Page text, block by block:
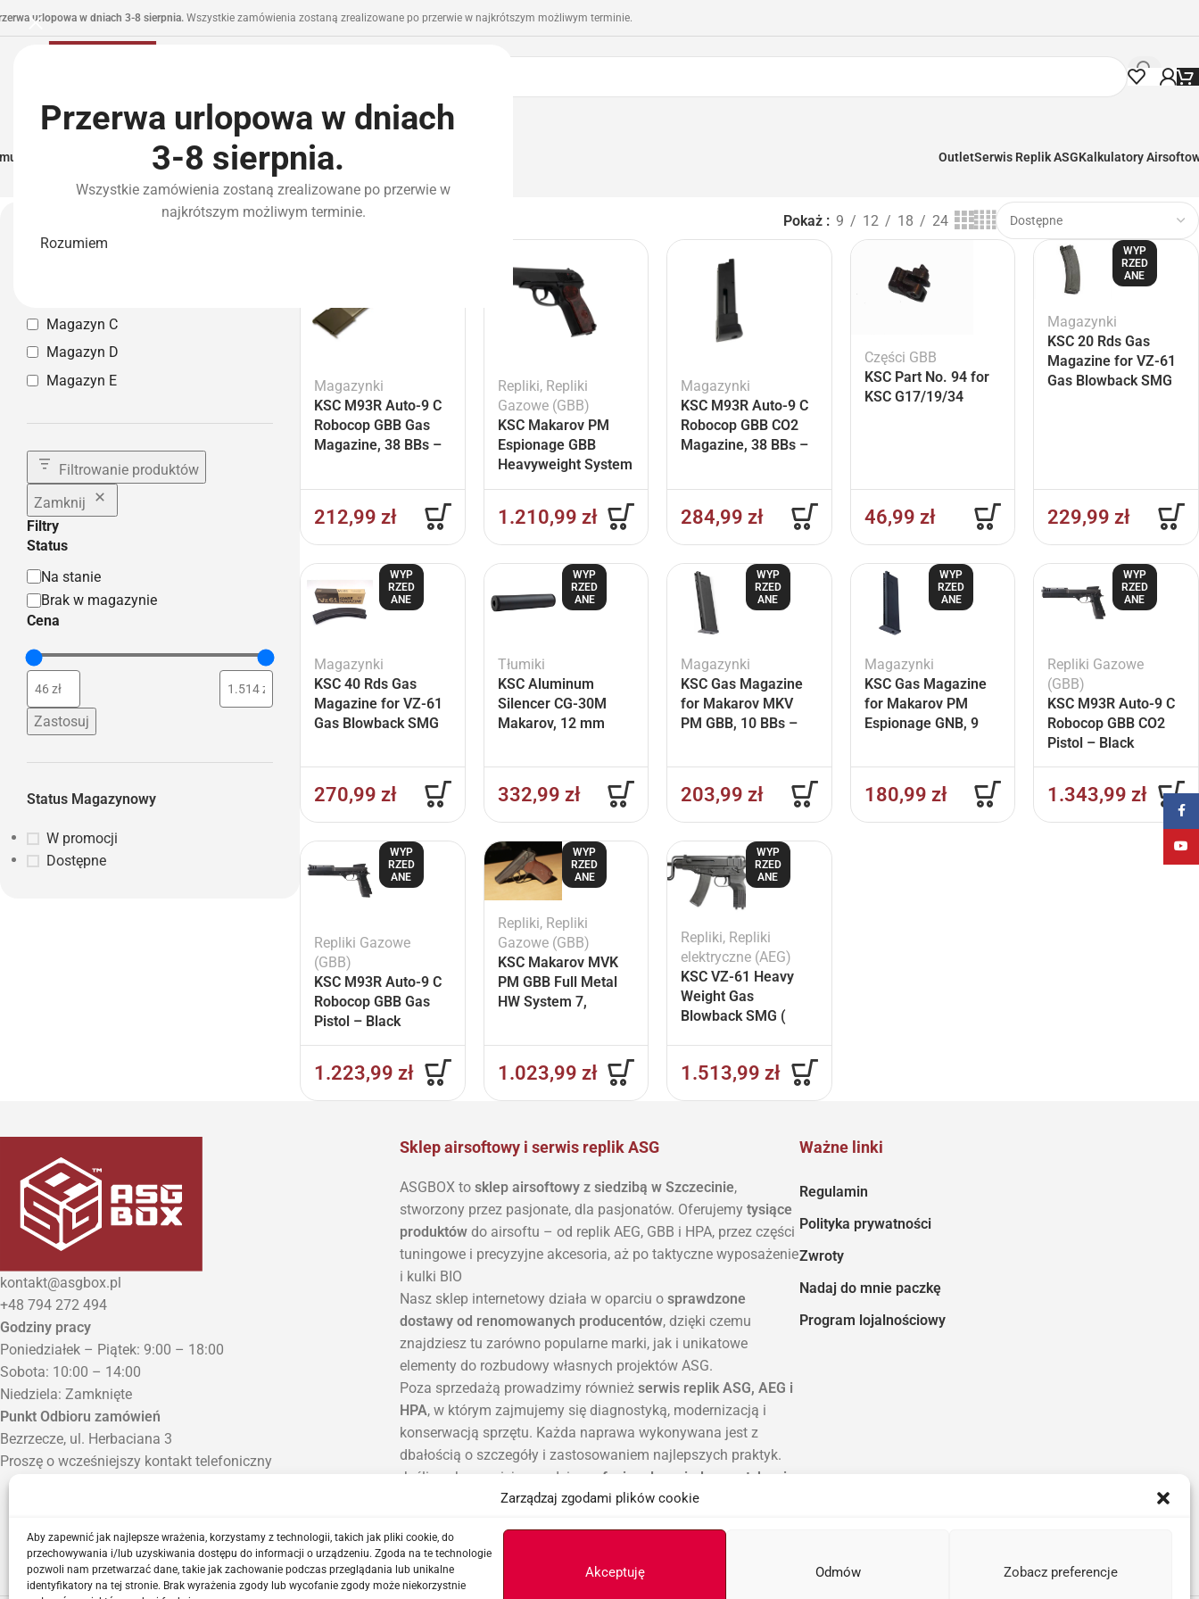
Przerwa urlopowa w dniach
3-8 sierpnia.
Wszystkie zamówienia zostaną zrealizowane po przerwie w
najkrótszym możliwym terminie.
Rozumiem
Zarządzaj zgodami plików cookie
Aby zapewnić jak najlepsze wrażenia, korzystamy z technologii, takich jak pliki cookie, do
przechowywania i/lub uzyskiwania dostępu do informacji o urządzeniu. Zgoda na te technologie
pozwoli nam przetwarzać dane, takie jak zachowanie podczas przeglądania lub unikalne
identyfikatory na tej stronie. Brak wyrażenia zgody lub wycofanie zgody może niekorzystnie
Akceptuję Odmów Zobacz preferencje
urlopowa w dniach 3-8 sierpnia. Wszystkie zamówienia zostaną zrealizowane po przerwie w najkrótszym możliwym terminie.
I Zasilanie Części I Tuning HPAWyposażenie Taktyczne OutletSerwis Replik ASGKalkulatory
Strona główna»Marki »KSC
Magazyn własny
Magazyn C
Magazyn D
Magazyn E
Filtrowanie produktów
Zamknij
Filtry
Status
Na stanie
Brak w magazynie
Cena
Zastosuj
Status Magazynowy
W promocji
Dostępne
KSC Pokaż 9 12 18 24
Magazynki
KSC M93R Auto-9 C
Robocop GBB Gas
Magazine, 38 BBs –
212,99 zł
Repliki, Repliki
Gazowe (GBB)
KSC Makarov PM
Espionage GBB
Heavyweight System
1.210,99 zł
Magazynki
KSC M93R Auto-9 C
Robocop GBB CO2
Magazine, 38 BBs –
284,99zł
Części GBB
KSC Part No. 94 for
KSC G17/19/34
46,99 zł
WYP
RZED
ANE
Magazynki
KSC 20 Rds Gas
Magazine for VZ-61
Gas Blowback SMG
229,99zł
WYP
RZED
ANE
Magazynki
KSC 40 Rds Gas
Magazine for VZ-61
Gas Blowback SMG
270,99 zł
WYP
RZED
ANE
Tłumiki
KSC Aluminum
Silencer CG-30M
Makarov, 12 mm
332,99 zł
WYP
RZED
ANE
Magazynki
KSC Gas Magazine
for Makarov MKV
PM GBB, 10 BBs –
203,99zł
WYP
RZED
ANE
Magazynki
KSC Gas Magazine
for Makarov PM
Espionage GNB, 9
180,99 zł
WYP
RZED
ANE
Repliki Gazowe
(GBB)
KSC M93R Auto-9 C
Robocop GBB CO2
Pistol – Black
1.343,99zł
WYP
RZED
ANE
Repliki Gazowe
(GBB)
KSC M93R Auto-9 C
Robocop GBB Gas
Pistol – Black
1.223,99 zł
WYP
RZED
ANE
Repliki, Repliki
Gazowe (GBB)
KSC Makarov MVK
PM GBB Full Metal
HW System 7,
1.023,99 zł
WYP
RZED
ANE
Repliki, Repliki
elektryczne (AEG)
KSC VZ-61 Heavy
Weight Gas
Blowback SMG (
1.513,99zł
kontakt@asgbox.pl
+48 794 272 494
Godziny pracy
Poniedziałek – Piątek: 9:00 – 18:00
Sobota: 10:00 – 14:00
Niedziela: Zamknięte
Punkt Odbioru zamówień
Bezrzecze, ul. Herbaciana 3
Proszę o wcześniejszy kontakt telefoniczny
Sklep airsoftowy i serwis replik ASG
ASGBOX to sklep airsoftowy z siedzibą w Szczecinie,
stworzony przez pasjonate, dla pasjonatów. Oferujemy tysiące
produktów do airsoftu – od replik AEG, GBB i HPA, przez części
tuningowe i precyzyjne akcesoria, aż po taktyczne wyposażenie
i kulki BIO
Nasz sklep internetowy działa w oparciu o sprawdzone
dostawy od renomowanych producentów, dzięki czemu
znajdziesz tu zarówno popularne marki, jak i unikatowe
elementy do rozbudowy własnych projektów ASG.
Poza sprzedażą prowadzimy również serwis replik ASG, AEG i
HPA, w którym zajmujemy się diagnostyką, modernizacją i
konserwacją sprzętu. Każda naprawa wykonywana jest z
dbałością o szczegóły i zastosowaniem najlepszych praktyk.
Jeśli szukasz miejsca, gdzie
profesjonalna wiedza spotyka się
, ASGBOX to właściwy wybór.
airsoftowego w Szczecinie
wysyłką na terenie całej Polski.
Ważne linki
Regulamin
Polityka prywatności
Zwroty
Nadaj do mnie paczkę
Program lojalnościowy